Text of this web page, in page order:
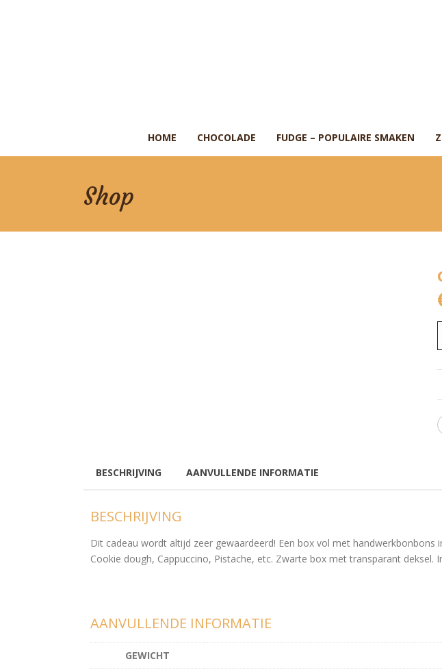
HOME CHOCOLADE FUDGE – POPULAIRE SMAKEN
Shop
BESCHRIJVING AANVULLENDE INFORMATIE
BESCHRIJVING
Dit cadeau wordt altijd zeer gewaardeerd! Een box vol met
Cookie dough, Cappuccino, Pistache, etc. Zwarte box met transparant deksel.
AANVULLENDE INFORMATIE
GEWICHT